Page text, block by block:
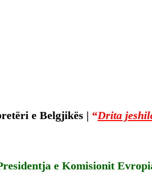
e Belgjikës | “Drita
e Komisionit